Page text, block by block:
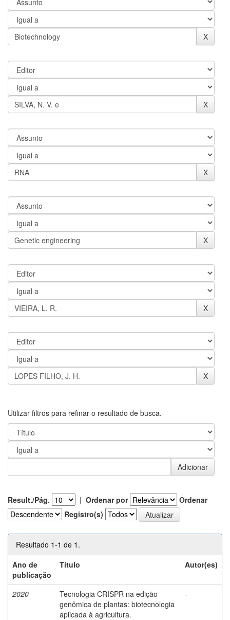
Utilizar filtros para refinar o resultado de busca.
Result./Pág. | Ordenar por
Ordenar
Registro(s)
Resultado 1-1 de 1.
Ano de
publicação
Título Autor(es)
2020
Tecnologia CRISPR na edição
genômica de plantas: biotecnologia
aplicada à agricultura.
-